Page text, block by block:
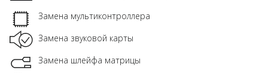
Замена мультиконтроллера
Замена звуковой карты
Замена шлейфа матрицы